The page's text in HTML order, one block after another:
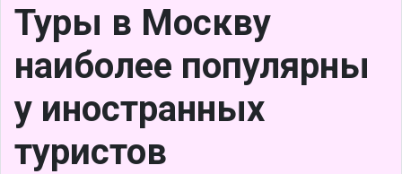
Туры в Москву
наиболее популярны
у иностранных
туристов